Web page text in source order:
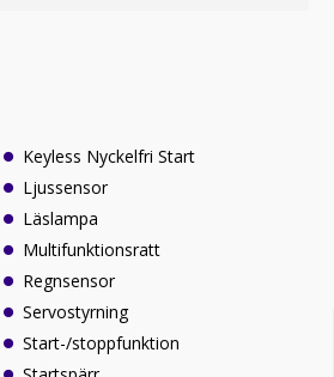
Keyless Nyckelfri Start
Ljussensor
Läslampa
Multifunktionsratt
Regnsensor
Servostyrning
Start-/stoppfunktion